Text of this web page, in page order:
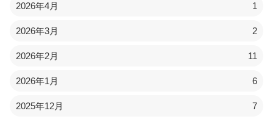
2026年4月 1
2026年3月 2
2026年2月 11
2026年1月 6
2025年12月 7